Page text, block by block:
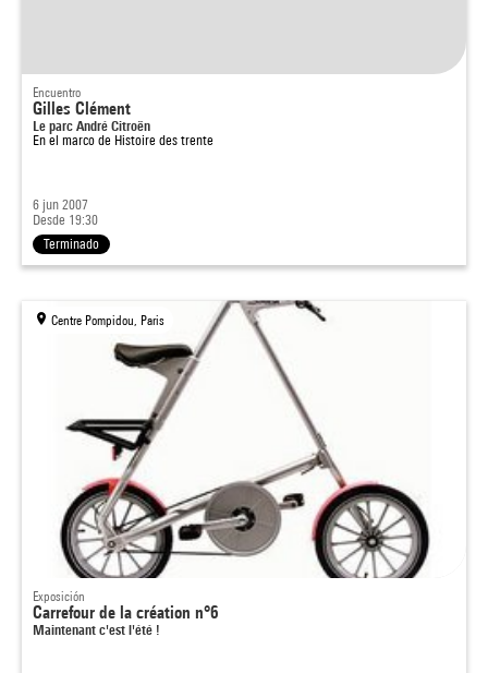
Encuentro
Gilles Clément
Le parc André Citroën
En el marco de Histoire des trente
6 jun 2007
Desde 19:30
Terminado
Centre Pompidou, Paris
Exposición
Carrefour de la création n°6
Maintenant c'est l'été !